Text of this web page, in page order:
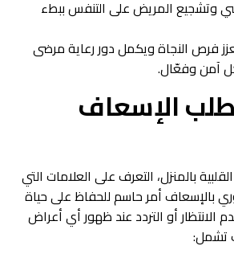
وتشجيع المريض على التنفس ببطء
فرص النجاة ويكمل دور رعاية مرضى
آمن وفعّال.
الإسعاف
بالمنزل، التعرف على العلامات التي
بالإسعاف أمر حاسم للحفاظ على حياة
أو التردد عند ظهور أي أعراض
تشمل: